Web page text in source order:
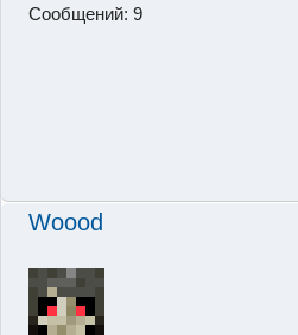
Сообщений: 9
Woood